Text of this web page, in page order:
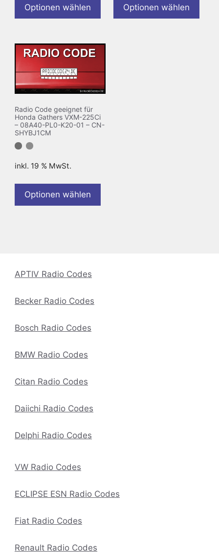
Optionen wählen Optionen wählen
Radio Code geeignet für
Honda Gathers VXM-225Ci
– 08A40-PL0-K20-01 – CN-
SHYBJ1CM
inkl. 19 % MwSt.
Optionen wählen
APTIV Radio Codes
Becker Radio Codes
Bosch Radio Codes
BMW Radio Codes
Citan Radio Codes
Daiichi Radio Codes
Delphi Radio Codes
VW Radio Codes
ECLIPSE ESN Radio Codes
Fiat Radio Codes
Renault Radio Codes